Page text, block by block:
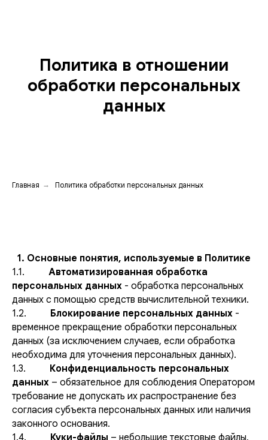
Политика в отношении
обработки персональных
данных
Главная → Политика обработки персональных данных
1. Основные понятия, используемые в Политике
1.1. Автоматизированная обработка
персональных данных - обработка персональных
данных с помощью средств вычислительной техники.
1.2. Блокирование персональных данных -
временное прекращение обработки персональных
данных (за исключением случаев, если обработка
необходима для уточнения персональных данных).
1.3. Конфиденциальность персональных
данных – обязательное для соблюдения Оператором
требование не допускать их распространение без
согласия субъекта персональных данных или наличия
законного основания.
1.4. Куки-файлы – небольшие текстовые файлы,